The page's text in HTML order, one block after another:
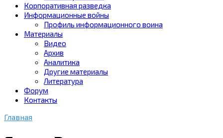
Корпоративная разведка
Информационные войны
Профиль информационного воина
Материалы
Видео
Архив
Аналитика
Другие материалы
Литература
Форум
Контакты
Главная